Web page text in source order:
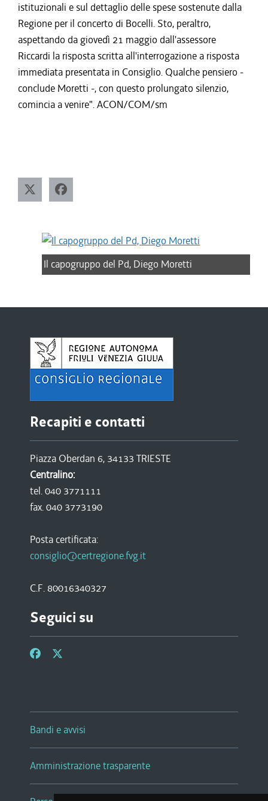
istituzionali e sul dettaglio delle spese sostenute dalla
Regione per il concerto di Bocelli. Sto, peraltro,
aspettando da giovedì 21 maggio dall'assessore
Riccardi la risposta scritta all'interrogazione a risposta
immediata presentata in Consiglio. Qualche pensiero -
conclude Moretti -, con questo prolungato silenzio,
comincia a venire". ACON/COM/sm
Il capogruppo del Pd, Diego Moretti
Recapiti e contatti
Piazza Oberdan 6, 34133 TRIESTE
Centralino:
tel. 040 3771111
fax. 040 3773190
Posta certificata:
consiglio@certregione.fvg.it
C.F. 80016340327
Seguici su
Bandi e avvisi
Amministrazione trasparente